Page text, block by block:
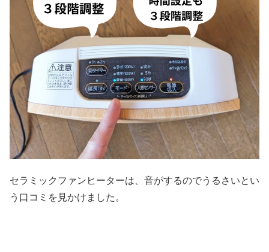
セラミックファンヒーターは、音がするのでうるさいとい
う口コミを見かけました。